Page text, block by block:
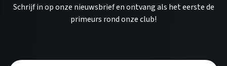
Schrijf in op onze nieuwsbrief en ontvang als het eerste de
primeurs rond onze club!